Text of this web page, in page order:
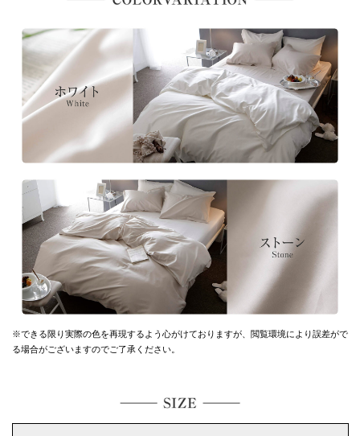
※できる限り実際の色を再現するよう心がけておりますが、 閲覧環境により誤差がで
る場合がございますのでご了承ください。